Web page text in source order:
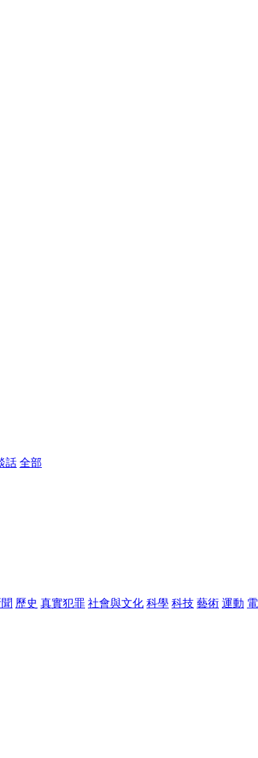
話 全部
歷史 真實犯罪 社會與文化 科學 科技 藝術 運動